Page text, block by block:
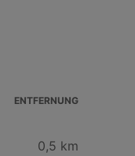
ENTFERNUNG
0,5 km